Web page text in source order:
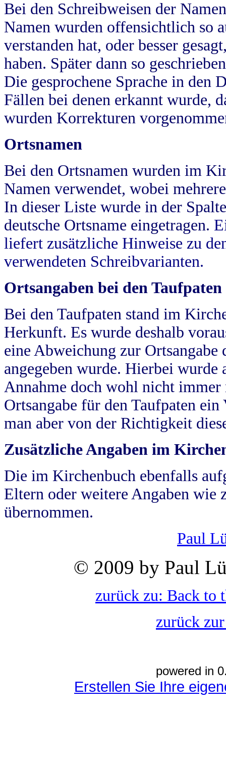
Bei den Schreibweisen der
Namen wurden offensichtlich so
verstanden hat, oder besser
haben. Später dann so
Die gesprochene Sprache in
Fällen bei denen erkannt wurde,
wurden Korrekturen
Ortsnamen
Bei den Ortsnamen wurden im
Namen verwendet, wobei
In dieser Liste wurde in der
deutsche Ortsname eingetragen.
liefert zusätzliche Hinweise zu
verwendeten Schreibvarianten.
Ortsangaben bei den Taufpaten
Bei den Taufpaten stand im
Herkunft. Es wurde deshalb
eine Abweichung zur
angegeben wurde. Hierbei wurde
Annahme doch wohl nicht
Ortsangabe für den Taufpaten
man aber von der Richtigkeit
Zusätzliche Angaben im
Die im Kirchenbuch ebenfalls
Eltern oder weitere Angaben wie
übernommen.
Paul
© 2009 by Paul
zurück zu: Back to
zurück
powered in
Erstellen Sie Ihre